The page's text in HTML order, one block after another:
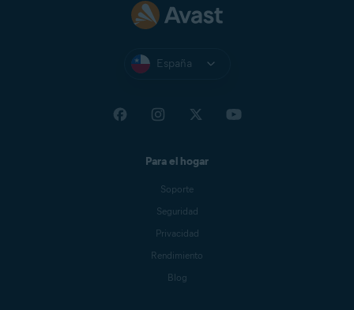
España
Para el hogar
Soporte
Seguridad
Privacidad
Rendimiento
Blog